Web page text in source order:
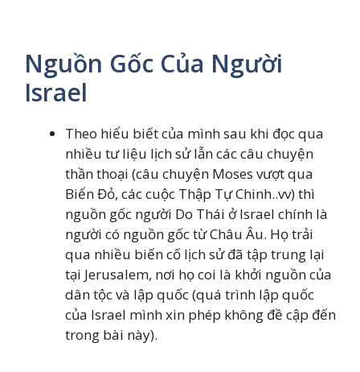
Nguồn Gốc Của Người
Israel
Theo hiểu biết của mình sau khi đọc qua
nhiều tư liệu lịch sử lẫn các câu chuyện
thần thoại (câu chuyện Moses vượt qua
Biển Đỏ, các cuộc Thập Tự Chinh..vv) thì
nguồn gốc người Do Thái ở Israel chính là
người có nguồn gốc từ Châu Âu. Họ trải
qua nhiều biến cố lịch sử đã tập trung lại
tại Jerusalem, nơi họ coi là khởi nguồn của
dân tộc và lập quốc (quá trình lập quốc
của Israel mình xin phép không đề cập đến
trong bài này).